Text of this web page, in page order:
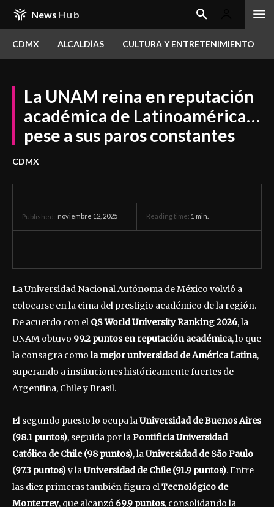
News Hub
CDMX ALCALDÍAS CULTURA Y ENTRETENIMIENTO
La UNAM reina en reputación
académica de Latinoamérica…
pese a sus paros constantes
CDMX
Published: noviembre 12, 2025 Reading time: 1 min.
La Universidad Nacional Autónoma de México volvió a
colocarse en la cima del prestigio académico de la región.
De acuerdo con el QS World University Ranking 2026, la
UNAM obtuvo 99.2 puntos en reputación académica, lo que
la consagra comola mejor universidad de América Latina,
superando a instituciones históricamente fuertes de
Argentina, Chile y Brasil.
El segundo puesto lo ocupa laUniversidad de Buenos Aires
(98.1 puntos), seguida por laPontificia Universidad
Católica de Chile (98 puntos), laUniversidad de São Paulo
(97.3 puntos)y laUniversidad de Chile (91.9 puntos). Entre
las diez primeras también figura elTecnológico de
Monterrey, que alcanzó 69.9 puntos, consolidando la